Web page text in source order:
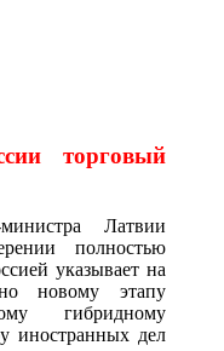
торговый
Латвии
полностью
указывает на
новому этапу
гибридному
иностранных дел